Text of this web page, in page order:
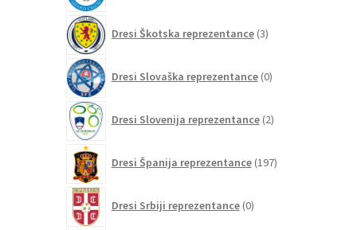
Dresi Škotska reprezentance 3izdelki
Dresi Slovaška reprezentance 0izdelkov
Dresi Slovenija reprezentance 2izdelka
Dresi Španija reprezentance 197izdelkov
Dresi Srbiji reprezentance 0izdelkov